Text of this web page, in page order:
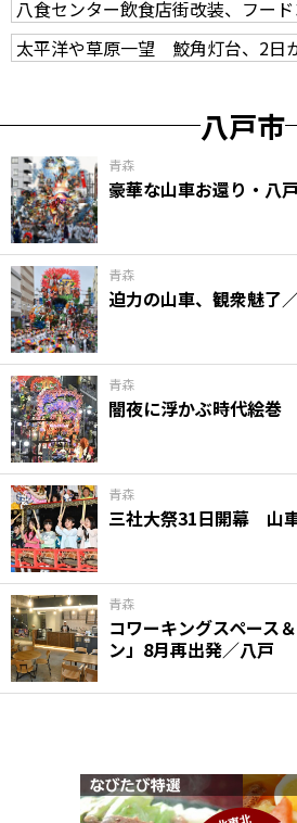
八食センター飲食店街改装、フー
太平洋や草原一望 鮫角灯台、2日
八戸市
青森
豪華な山車お還り・八
青森
迫力の山車、観衆魅了
青森
闇夜に浮かぶ時代絵
青森
三社大祭31日開幕 山
青森
コワーキングスペース
ン」8月再出発／八戸